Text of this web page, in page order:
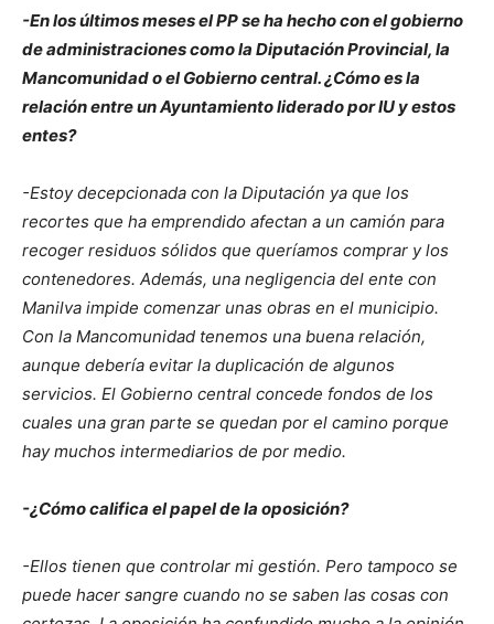
-En los últimos meses el PP se ha hecho con el gobierno
de administraciones como la Diputación Provincial, la
Mancomunidad o el Gobierno central. ¿Cómo es la
relación entre un Ayuntamiento liderado por IU y estos
entes?
-Estoy decepcionada con la Diputación ya que los
recortes que ha emprendido afectan a un camión para
recoger residuos sólidos que queríamos comprar y los
contenedores. Además, una negligencia del ente con
Manilva impide comenzar unas obras en el municipio.
Con la Mancomunidad tenemos una buena relación,
aunque debería evitar la duplicación de algunos
servicios. El Gobierno central concede fondos de los
cuales una gran parte se quedan por el camino porque
hay muchos intermediarios de por medio.
-¿Cómo califica el papel de la oposición?
-Ellos tienen que controlar mi gestión. Pero tampoco se
puede hacer sangre cuando no se saben las cosas con